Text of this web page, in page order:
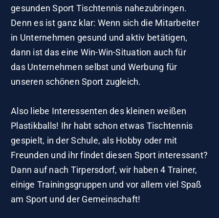
gesunden Sport Tischtennis nahezubringen.
Denn es ist ganz klar: Wenn sich die Mitarbeiter
in Unternehmen gesund und aktiv betätigen,
dann ist das eine Win-Win-Situation auch für
das Unternehmen selbst und Werbung für
unseren schönen Sport zugleich.
Also liebe Interessenten des kleinen weißen
Plastikballs! Ihr habt schon etwas Tischtennis
gespielt, in der Schule, als Hobby oder mit
Freunden und ihr findet diesen Sport interessant?
Dann auf nach Tirpersdorf, wir haben 4 Trainer,
einige Trainingsgruppen und vor allem viel Spaß
am Sport und der Gemeinschaft!